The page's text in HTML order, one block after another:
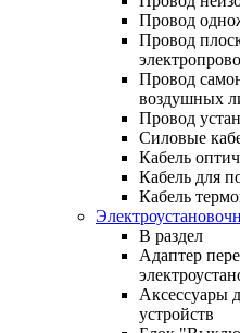
Провод
Провод
Провод
воздушных
Провод
Силовые
Кабель
Кабель для
Кабель
В раздел
Адаптер
Аксессуары
устройств